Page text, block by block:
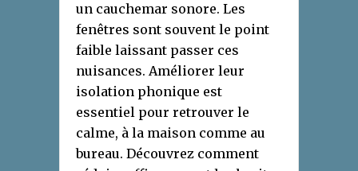
un cauchemar sonore. Les
fenêtres sont souvent le point
faible laissant passer ces
nuisances. Améliorer leur
isolation phonique est
essentiel pour retrouver le
calme, à la maison comme au
bureau. Découvrez comment